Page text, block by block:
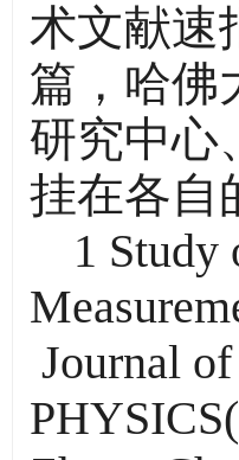
术文献速
篇，哈佛
研究中心
挂在各自
1 Study
Journal